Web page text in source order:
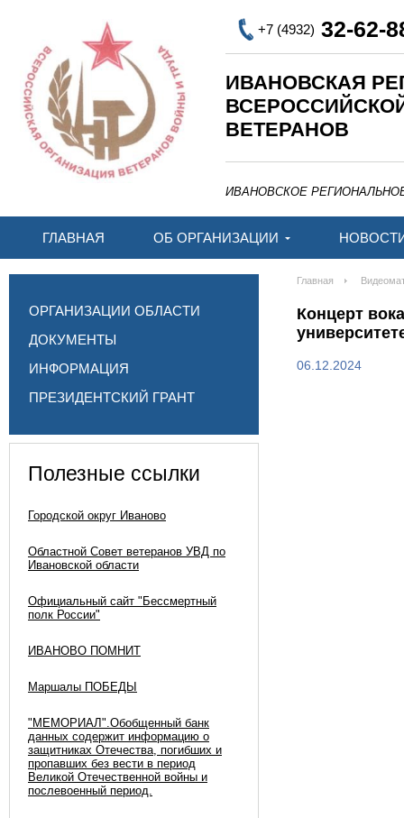
+7 (4932) 32-62-
ИВАНОВСКАЯ
ВЕТЕРАНОВ
ИВАНОВСКОЕ
ГЛАВНАЯ ОБ ОРГАНИЗАЦИИ
ОРГАНИЗАЦИИ ОБЛАСТИ
ДОКУМЕНТЫ
ИНФОРМАЦИЯ
ПРЕЗИДЕНТСКИЙ ГРАНТ
Полезные ссылки
Городской округ Иваново
Областной Совет ветеранов УВД по
Ивановской области
Официальный сайт "Бессмертный
полк России"
ИВАНОВО ПОМНИТ
Маршалы ПОБЕДЫ
"МЕМОРИАЛ".Обобщенный банк
данных содержит информацию о
защитниках Отечества, погибших и
пропавших без вести в период
Великой Отечественной войны и
послевоенный период.
Главная
Концерт
06.12.2024